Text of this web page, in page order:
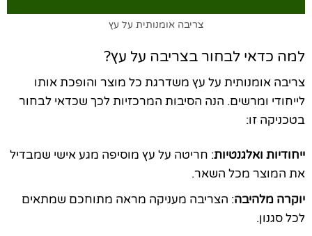
צריבה אומנותית על עץ
למה כדאי לבחור בצריבה על עץ?
צריבה אומנותית על עץ משדרגת כל מוצר והופכת אותו
לייחודי ומרשים. הנה הסיבות המרכזיות לכך שכדאי לבחור
בטכניקה זו:
ייחודיות ואלגנטיות: חריטה על עץ מוסיפה מגע אישי שמבדיל
את המוצר מכל השאר.
יוקרה מלהיבה: הצריבה מעניקה מראה מתוחכם שמתאים
לכל סגנון.